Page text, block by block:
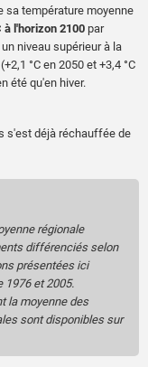
sa température moyenne
à l'horizon 2100 par
niveau supérieur à la
°C en 2050 et +3,4 °C
été qu'en hiver.
s'est déjà réchauffée de
régionale
différenciés selon
présentées ici
1976 et 2005.
la moyenne des
sont disponibles sur